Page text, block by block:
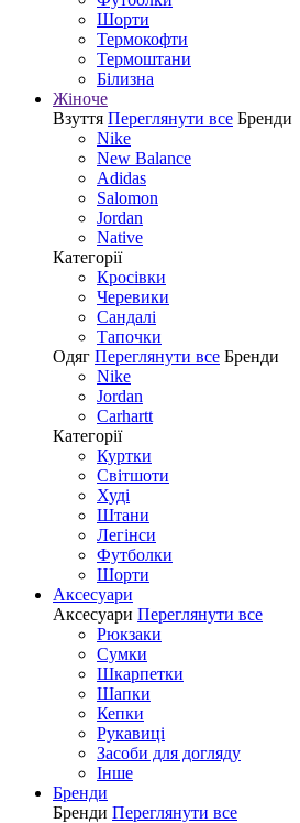
Шорти
Термокофти
Термоштани
Білизна
Жіноче
Взуття Переглянути все Бренди
Nike
New Balance
Adidas
Salomon
Jordan
Native
Категорії
Кросівки
Черевики
Сандалі
Tапочки
Одяг Переглянути все Бренди
Nike
Jordan
Carhartt
Категорії
Куртки
Світшоти
Худі
Штани
Легінси
Футболки
Шорти
Аксесуари
Аксесуари Переглянути все
Рюкзаки
Сумки
Шкарпетки
Шапки
Кепки
Рукавиці
Засоби для догляду
Інше
Бренди
Бренди Переглянути все